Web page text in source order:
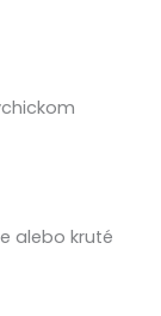
alebo kruté